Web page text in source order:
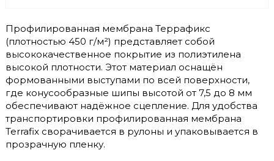
Профилированная мембрана Террафикс
(плотностью 450 г/м²) представляет собой
высококачественное покрытие из полиэтилена
высокой плотности. Этот материал оснащён
формованными выступами по всей поверхности,
где конусообразные шипы высотой от 7,5 до 8 мм
обеспечивают надёжное сцепление. Для удобства
транспортировки профилированная мембрана
Terrafix сворачивается в рулоны и упаковывается в
прозрачную пленку.